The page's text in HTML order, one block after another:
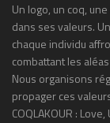
Un logo, un coq,
dans ses valeurs.
chaque individu
combattant les
Nous organisons
propager ces
COQLAKOUR :